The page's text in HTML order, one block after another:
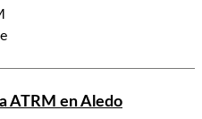
ATRM en Aledo